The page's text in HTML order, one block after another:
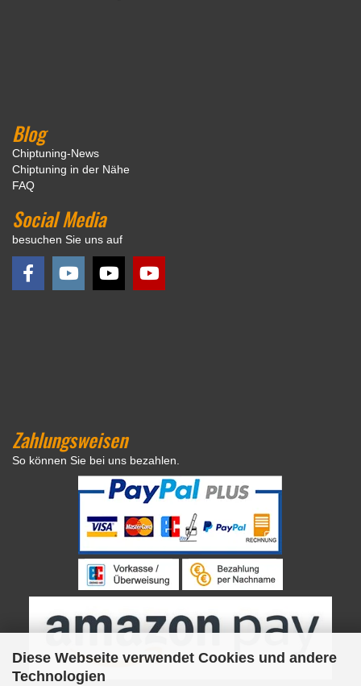
Diese Webseite verwendet Cookies und andere
Technologien
Blog
Chiptuning-News
Chiptuning in der Nähe
FAQ
Social Media
besuchen Sie uns auf
Zahlungsweisen
So können Sie bei uns bezahlen.